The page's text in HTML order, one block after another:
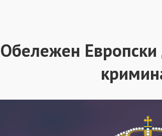
Обележен